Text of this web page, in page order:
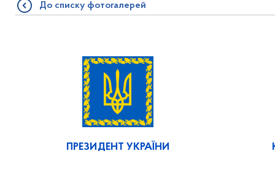
До списку фотогалерей
ПРЕЗИДЕНТ УКРАЇНИ